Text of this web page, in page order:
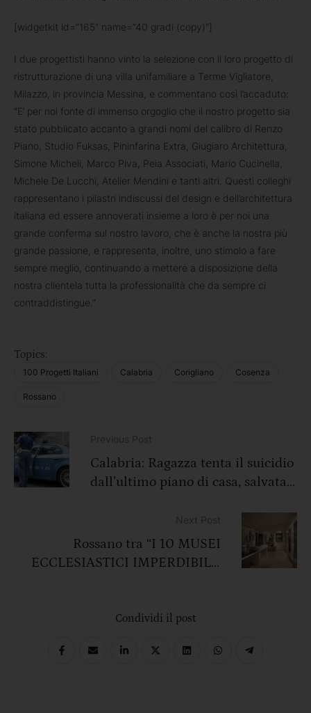
[widgetkit id=”165″ name=”40 gradi (copy)”]
I due progettisti hanno vinto la selezione con il loro progetto di
ristrutturazione di una villa unifamiliare a Terme Vigliatore,
Milazzo, in provincia Messina, e commentano così l’accaduto:
“E’ per noi fonte di immenso orgoglio che il nostro progetto sia
stato pubblicato accanto a grandi nomi del calibro di Renzo
Piano, Studio Fuksas, Pininfarina Extra, Giugiaro Architettura,
Simone Micheli, Marco Piva, Peia Associati, Mario Cucinella,
Michele De Lucchi, Atelier Mendini e tanti altri. Questi colleghi
rappresentano i pilastri indiscussi del design e dell’architettura
italiana ed essere annoverati insieme a loro è per noi una
grande conferma sul nostro lavoro, che è anche la nostra più
grande passione, e rappresenta, inoltre, uno stimolo a fare
sempre meglio, continuando a mettere a disposizione della
nostra clientela tutta la professionalità che da sempre ci
contraddistingue.”
Topics:
100 Progetti Italiani Calabria Corigliano Cosenza
Rossano
Calabria: Ragazza tenta il suicidio
dall’ultimo piano di casa, salvata
Rossano tra “I 10 MUSEI
ECCLESIASTICI IMPERDIBILI”
Condividi il post